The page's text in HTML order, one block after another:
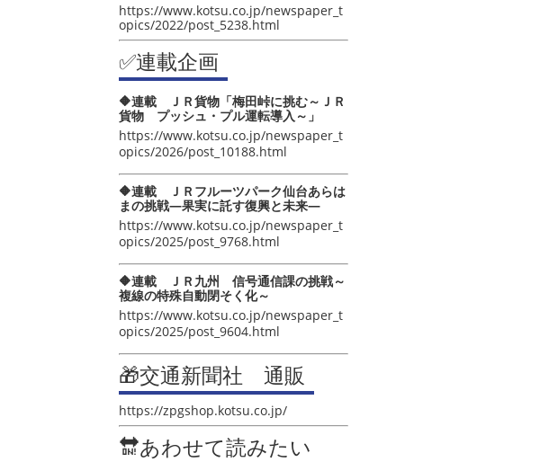
https://www.kotsu.co.jp/newspaper_t
opics/2022/post_5238.html
✅連載企画
🔶連載 ＪＲ貨物「梅田峠に挑む～ＪＲ
貨物 プッシュ・プル運転導入～」
https://www.kotsu.co.jp/newspaper_t
opics/2026/post_10188.html
🔶連載 ＪＲフルーツパーク仙台あらは
まの挑戦―果実に託す復興と未来―
https://www.kotsu.co.jp/newspaper_t
opics/2025/post_9768.html
🔶連載 ＪＲ九州 信号通信課の挑戦～
複線の特殊自動閉そく化～
https://www.kotsu.co.jp/newspaper_t
opics/2025/post_9604.html
🎁交通新聞社 通販
https://zpgshop.kotsu.co.jp/
🔛あわせて読みたい